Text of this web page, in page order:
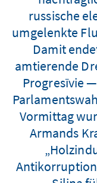
russische
umgelenkte
Damit
amtierende
Progresīvie
Vormittag
Armands